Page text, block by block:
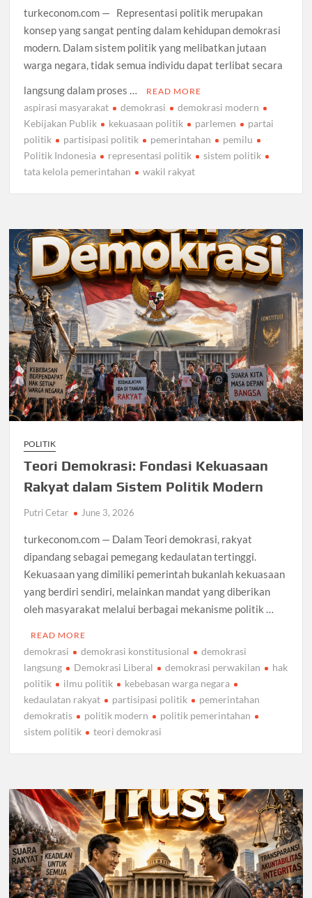
turkeconom.com — Representasi politik merupakan
konsep yang sangat penting dalam kehidupan demokrasi
modern. Dalam sistem politik yang melibatkan jutaan
warga negara, tidak semua individu dapat terlibat secara
langsung dalam proses …
READ MORE
aspirasi masyarakat demokrasi
demokrasi modern
Kebijakan Publik
kekuasaan politik parlemen
partai
politik
partisipasi politik pemerintahan
pemilu
Politik Indonesia
representasi politik
sistem politik
tata kelola pemerintahan
wakil rakyat
POLITIK
Teori Demokrasi: Fondasi Kekuasaan
Rakyat dalam Sistem Politik Modern
Putri Cetar June 3, 2026
turkeconom.com — Dalam Teori demokrasi, rakyat
dipandang sebagai pemegang kedaulatan tertinggi.
Kekuasaan yang dimiliki pemerintah bukanlah kekuasaan
yang berdiri sendiri, melainkan mandat yang diberikan
oleh masyarakat melalui berbagai mekanisme politik …
READ MORE
demokrasi demokrasi konstitusional
demokrasi
langsung
Demokrasi Liberal demokrasi perwakilan
hak
politik
ilmu politik
kebebasan warga negara
kedaulatan rakyat
partisipasi politik
pemerintahan
demokratis
politik modern
politik pemerintahan
sistem politik
teori demokrasi